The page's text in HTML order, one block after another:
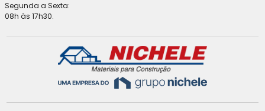
Segunda a Sexta:
08h às 17h30.